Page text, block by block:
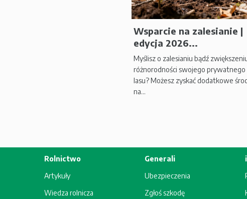
Wsparcie na zalesianie |
edycja 2026...
Myślisz o zalesianiu bądź
różnorodności swojego prywatnego
lasu? Możesz zyskać dodatkowe
na...
Rolnictwo
Artykuły
Wiedza rolnicza
Generali
Ubezpieczenia
Zgłoś szkodę